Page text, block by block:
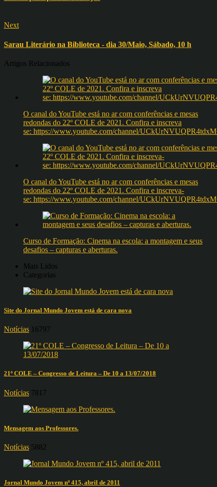
Next
Sarau Literário na Biblioteca - dia 30/Maio, Sábado, 10 h
Artigos Relacionados
O canal do YouTube está no ar com conferências e mesas
redondas do 22º COLE de 2021. Confira e inscreva
se: https://www.youtube.com/channel/
O canal do YouTube está no ar com conferências e mesas
redondas do 22º COLE de 2021. Confira e inscreva-
se: https://www.youtube.com/channel/
Curso de Formação: Cinema na escola: a montagem e seus
desafios – capturas e aberturas.
Mais Lidos
Categorias
Site do Jornal Mundo Jovem está de cara nova
Notícias 16797
21º COLE – Congresso de Leitura – De 10 a 13/07/2018
Notícias 7817
Mensagem aos Professores.
Notícias 5882
Jornal Mundo Jovem nº 415, abril de 2011